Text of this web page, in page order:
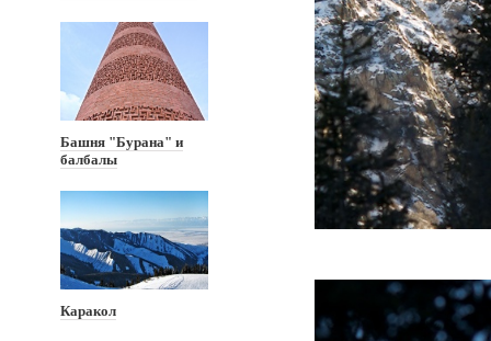
Башня "Бурана" и
балбалы
Каракол